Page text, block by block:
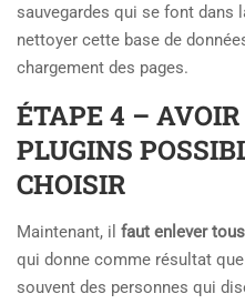
sauvegardes qui se font dans
nettoyer cette base de
chargement des pages.
ÉTAPE 4 –
PLUGINS
CHOISIR
Maintenant, il faut enlever
qui donne comme résultat
souvent des personnes qui